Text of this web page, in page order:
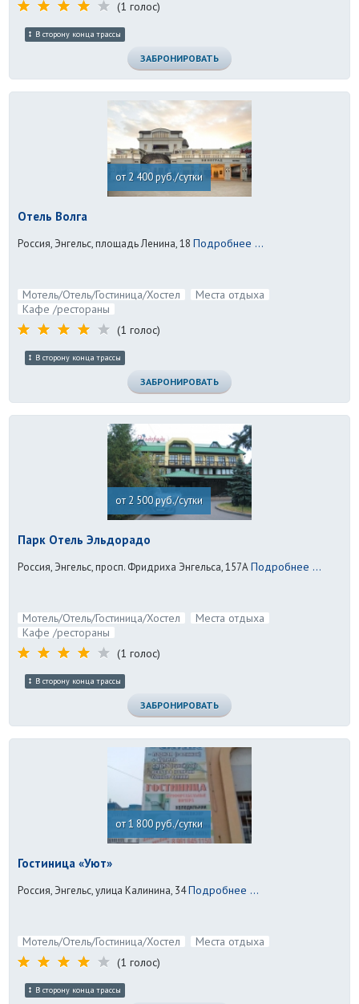
(1 голос)
В сторону конца трассы
ЗАБРОНИРОВАТЬ
от 2 400 руб./сутки
Отель Волга
Россия, Энгельс, площадь Ленина, 18 Подробнее ...
Мотель/Отель/Гостиница/Хостел
Места отдыха
Кафе /рестораны
(1 голос)
В сторону конца трассы
ЗАБРОНИРОВАТЬ
от 2 500 руб./сутки
Парк Отель Эльдорадо
Россия, Энгельс, просп. Фридриха Энгельса, 157АПодробнее ...
Мотель/Отель/Гостиница/Хостел
Места отдыха
Кафе /рестораны
(1 голос)
В сторону конца трассы
ЗАБРОНИРОВАТЬ
от 1 800 руб./сутки
Гостиница «Уют»
Россия, Энгельс, улица Калинина, 34Подробнее ...
Мотель/Отель/Гостиница/Хостел
Места отдыха
(1 голос)
В сторону конца трассы